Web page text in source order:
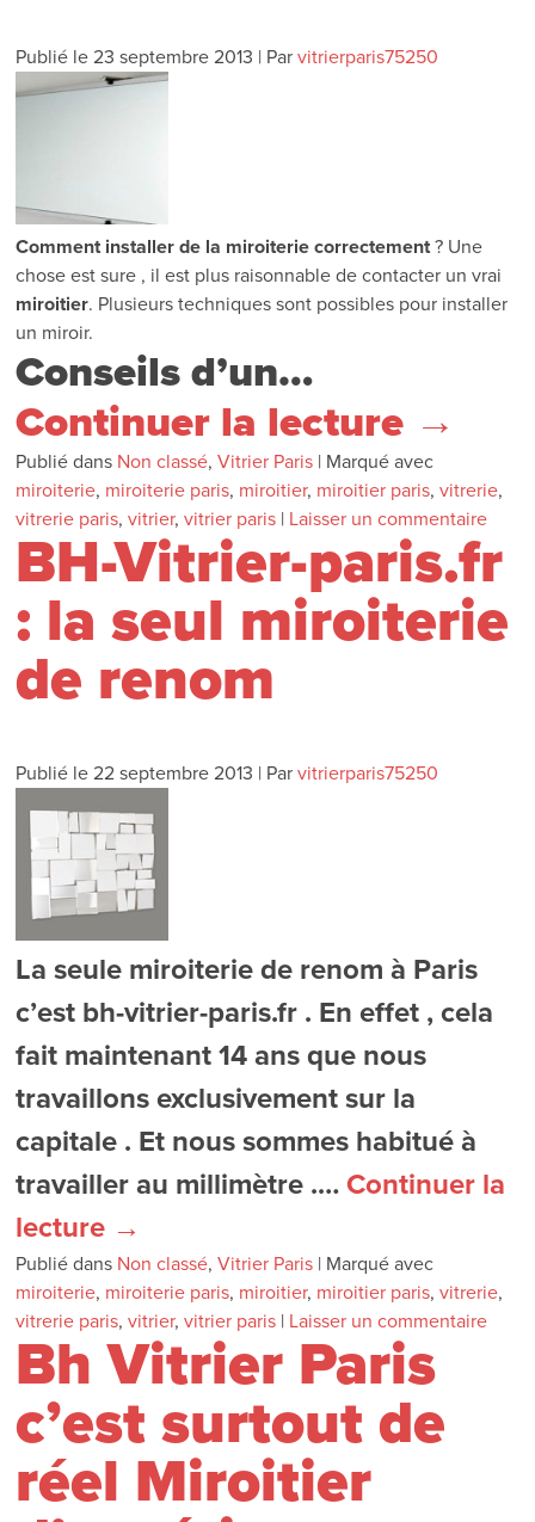
Publié le 23 septembre 2013 | Par vitrierparis75250
Comment installer de la miroiterie correctement? Une
chose est sure , il est plus raisonnable de contacter un vrai
miroitier. Plusieurs techniques sont possibles pour installer
un miroir.
Conseils d’un…
Continuer la lecture →
Publié dans Non classé,Vitrier Paris | Marqué avec
miroiterie, miroiterie paris, miroitier, miroitier paris,vitrerie,
vitrerie paris,vitrier,vitrier paris | Laisser un commentaire
BH-Vitrier-paris.fr
: la seul miroiterie
de renom
Publié le 22 septembre 2013 | Par vitrierparis75250
La seule miroiterie de renom à Paris
c’est bh-vitrier-paris.fr . En effet , cela
fait maintenant 14 ans que nous
travaillons exclusivement sur la
capitale . Et nous sommes habitué à
travailler au millimètre .…Continuer la
lecture →
Publié dans Non classé,Vitrier Paris | Marqué avec
miroiterie, miroiterie paris, miroitier, miroitier paris,vitrerie,
vitrerie paris,vitrier,vitrier paris | Laisser un commentaire
Bh Vitrier Paris
c’est surtout de
réel Miroitier